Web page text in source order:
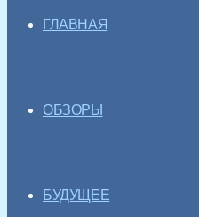
ГЛАВНАЯ
ОБЗОРЫ
БУДУЩЕЕ